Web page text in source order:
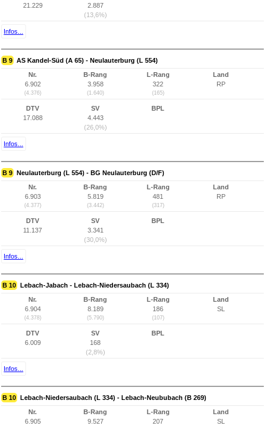
21.229
2.887
(13,6%)
Infos...
B 9 AS Kandel-Süd (A 65) - Neulauterburg (L 554)
Nr.
6.902
(4.376)
B-Rang
3.958
(1.640)
L-Rang
322
(165)
Land
RP
DTV
17.088
SV
4.443
(26,0%)
BPL
Infos...
B 9 Neulauterburg (L 554) - BG Neulauterburg (D/F)
Nr.
6.903
(4.377)
B-Rang
5.819
(3.442)
L-Rang
481
(317)
Land
RP
DTV
11.137
SV
3.341
(30,0%)
BPL
Infos...
B 10 Lebach-Jabach - Lebach-Niedersaubach (L 334)
Nr.
6.904
(4.378)
B-Rang
8.189
(5.790)
L-Rang
186
(107)
Land
SL
DTV
6.009
SV
168
(2,8%)
BPL
Infos...
B 10 Lebach-Niedersaubach (L 334) - Lebach-Neububach (B 269)
Nr.
6.905
B-Rang
9.527
L-Rang
207
Land
SL